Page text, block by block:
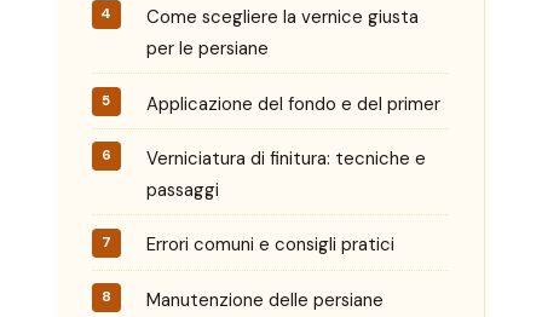
Come scegliere la vernice giusta
per le persiane
Applicazione del fondo e del primer
Verniciatura di finitura: tecniche e
passaggi
Errori comuni e consigli pratici
Manutenzione delle persiane